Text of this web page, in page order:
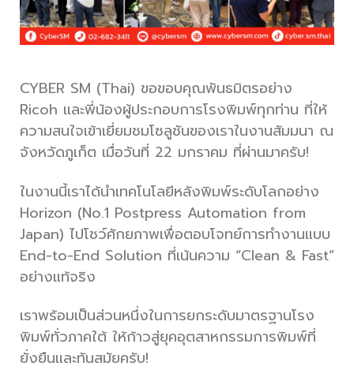
CYBER SM (Thai) ขอขอบคุณพันธมิตรอย่าง
Ricoh และพี่น้องผู้ประกอบการโรงพิมพ์ทุกท่าน ที่ให้
ความสนใจเข้าเยี่ยมชมโซลูชันของเราในงานสัมมนา ณ
จังหวัดภูเก็ต เมื่อวันที่ 22 มกราคม ที่ผ่านมาครับ!
ในงานนี้เราได้นำเทคโนโลยีหลังพิมพ์ระดับโลกอย่าง
Horizon (No.1 Postpress Automation from
Japan) ไปโชว์ศักยภาพเพื่อตอบโจทย์การทำงานแบบ
End-to-End Solution ที่เน้นความ “Clean & Fast”
อย่างแท้จริง
เราพร้อมเป็นส่วนหนึ่งในการยกระดับมาตรฐานโรง
พิมพ์ทั่วภาคใต้ ให้ก้าวสู่ยุคอุตสาหกรรมการพิมพ์ที่
ยั่งยืนและทันสมัยครับ!